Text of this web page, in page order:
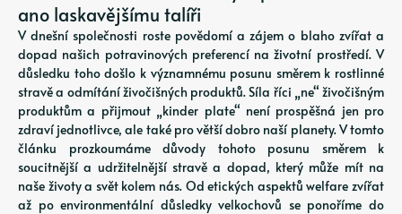
ano laskavějšímu talíři
V dnešní společnosti roste povědomí a zájem o blaho zvířat a
dopad našich potravinových preferencí na životní prostředí. V
důsledku toho došlo k významnému posunu směrem k rostlinné
stravě a odmítání živočišných produktů. Síla říci „ne“ živočišným
produktům a přijmout „kinder plate“ není prospěšná jen pro
zdraví jednotlivce, ale také pro větší dobro naší planety. V tomto
článku prozkoumáme důvody tohoto posunu směrem k
soucitnější a udržitelnější stravě a dopad, který může mít na
naše životy a svět kolem nás. Od etických aspektů welfare zvířat
až po environmentální důsledky velkochovů se ponoříme do